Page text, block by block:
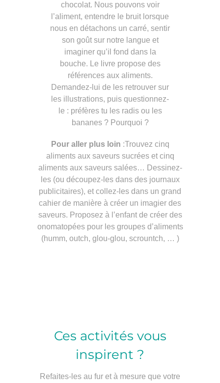
chocolat. Nous pouvons voir
l’aliment, entendre le bruit lorsque
nous en détachons un carré, sentir
son goût sur notre langue et
imaginer qu’il fond dans la
bouche. Le livre propose des
références aux aliments.
Demandez-lui de les retrouver sur
les illustrations, puis questionnez-
le : préfères tu les radis ou les
bananes ? Pourquoi ?
Pour aller plus loin :Trouvez cinq
aliments aux saveurs sucrées et cinq
aliments aux saveurs salées… Dessinez-
les (ou découpez-les dans des journaux
publicitaires), et collez-les dans un grand
cahier de manière à créer un imagier des
saveurs. Proposez à l’enfant de créer des
onomatopées pour les groupes d’aliments
(humm, outch, glou-glou, scrountch, … )
Ces activités vous
inspirent ?
Refaites-les au fur et à mesure que votre